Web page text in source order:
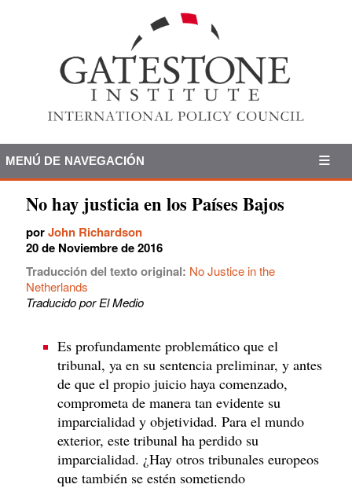
MENÚ DE NAVEGACIÓN
No hay justicia en los Países Bajos
porJohn Richardson
20 de Noviembre de 2016
Traducción del texto original: No Justice in the
Netherlands
Traducido por El Medio
Es profundamente problemático que el
tribunal, ya en su sentencia preliminar, y antes
de que el propio juicio haya comenzado,
comprometa de manera tan evidente su
imparcialidad y objetividad. Para el mundo
exterior, este tribunal ha perdido su
imparcialidad. ¿Hay otros tribunales europeos
que también se estén sometiendo